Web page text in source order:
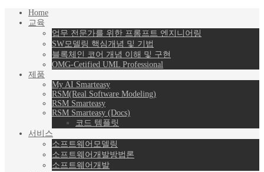
Home
교육
업무 전문가를 위한 프롬프트 엔지니어링
SW모델링 핵심개념 및 기법
블록체인 코어 개념 이해 및 구현
OMG-Cetified UML Professional
제품
My AI Smarteasy
RSM(Real Software Modeling)
RSM Smarteasy
RSM Smarteasy (Docs)
코드 템플릿
서비스
소프트웨어모델링
소프트웨어개발방법론
소프트웨어개발